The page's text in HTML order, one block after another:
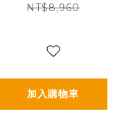
｜【食技研】德國
養顏美容(專利
(2.5g*30包*6盒)
NT$8,960
加入購物車